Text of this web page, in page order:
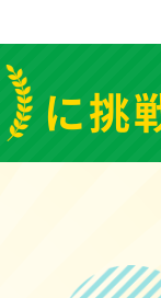
に挑